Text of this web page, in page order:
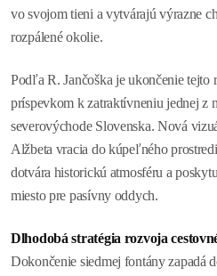
vo svojom tieni a vytvárajú výrazne
rozpálené okolie.
Podľa R. Jančoška je ukončenie
príspevkom k zatraktívneniu jednej z
severovýchode Slovenska. Nová
Alžbeta vracia do kúpeľného
dotvára historickú atmosféru a
miesto pre pasívny oddych.
Dlhodobá stratégia rozvoja
Dokončenie siedmej fontány zapadá